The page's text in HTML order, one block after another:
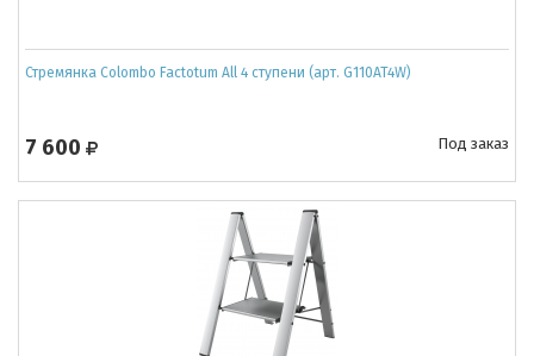
Стремянка Colombo Factotum All 4 ступени (арт. G110AT4W)
7 600 Под заказ